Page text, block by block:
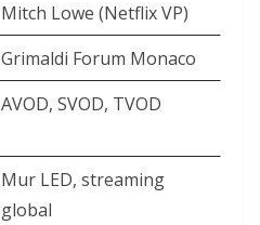
Mitch Lowe (Netflix VP) ​
Grimaldi Forum Monaco ​
AVOD, SVOD, TVOD ​
Mur LED, streaming
global ​